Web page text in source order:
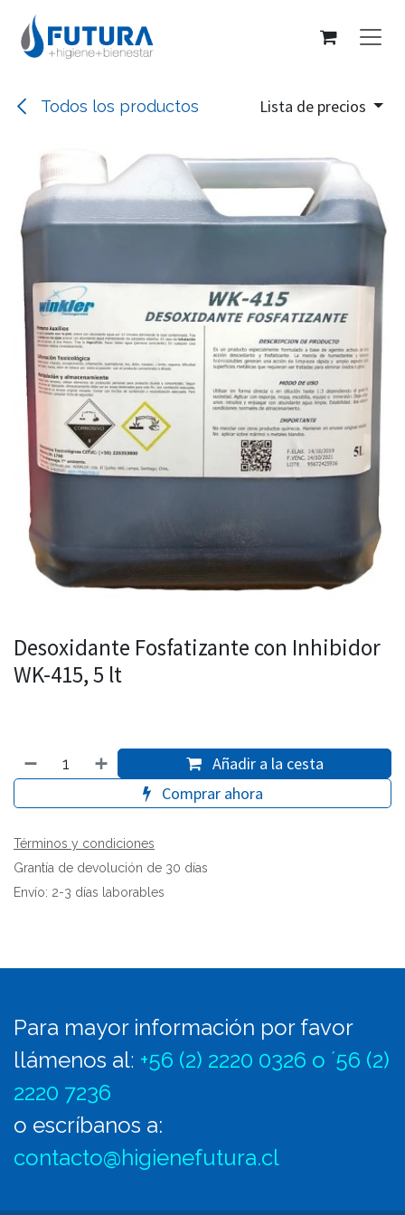
Ir al contenido
Todos los productos Lista de precios
Desoxidante Fosfatizante con Inhibidor
WK-415, 5 lt
Añadir a la cesta
Comprar ahora
Términos y condiciones
Grantía de devolución de 30 días
Envío: 2-3 días laborables
Para mayor información por favor
llámenos al: +56 (2) 2220 0326 o ´56 (2)
2220 7236
o escríbanos a:
contacto@higienefutura.cl